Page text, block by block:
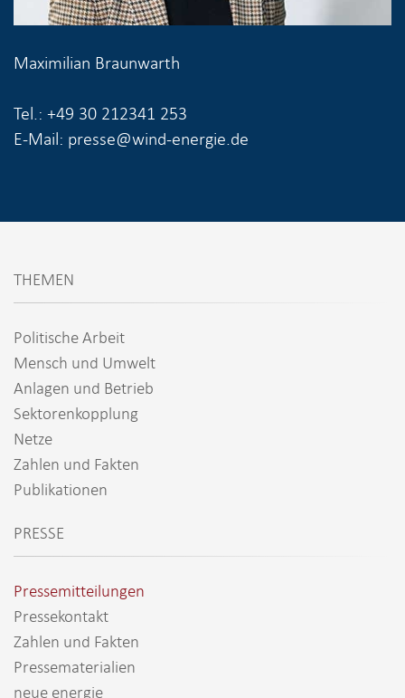
Maximilian Braunwarth
Tel.: +49 30 212341 253
E-Mail: presse@wind-energie.de
THEMEN
Politische Arbeit
Mensch und Umwelt
Anlagen und Betrieb
Sektorenkopplung
Netze
Zahlen und Fakten
Publikationen
PRESSE
Pressemitteilungen
Pressekontakt
Zahlen und Fakten
Pressematerialien
neue energie